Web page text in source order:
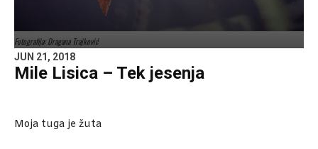
Fotografija: Dragana Trajković
JUN 21, 2018
Mile Lisica – Tek jesenja
Moja tuga je žuta